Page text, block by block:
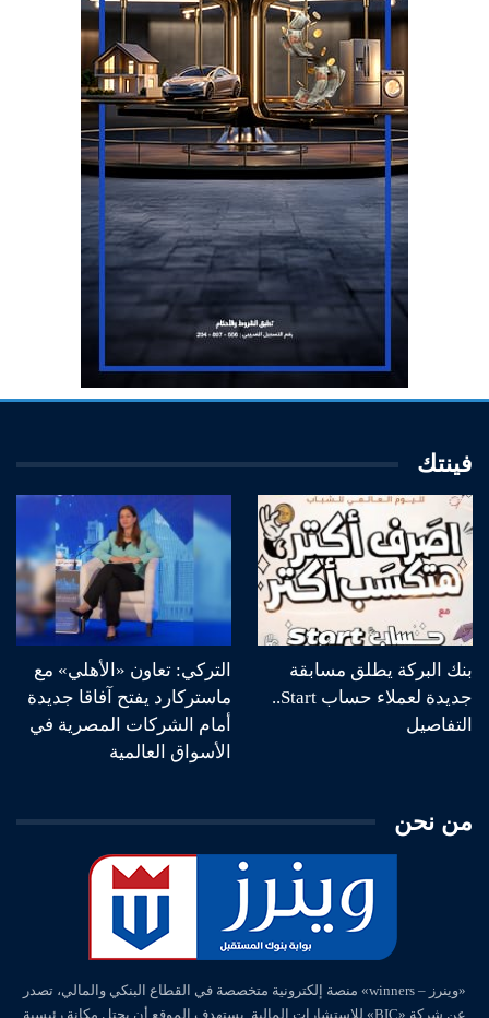
فينتك
بنك البركة يطلق مسابقة
جديدة لعملاء حساب Start..
التفاصيل
التركي: تعاون «الأهلي» مع
ماستركارد يفتح آفاقا جديدة
أمام الشركات المصرية في
الأسواق العالمية
من نحن
«وينرز – winners» منصة إلكترونية متخصصة في القطاع البنكي والمالي، تصدر
عن شركة «BIC» للاستشارات المالية. يستهدف الموقع أن يحتل مكانة رئيسية